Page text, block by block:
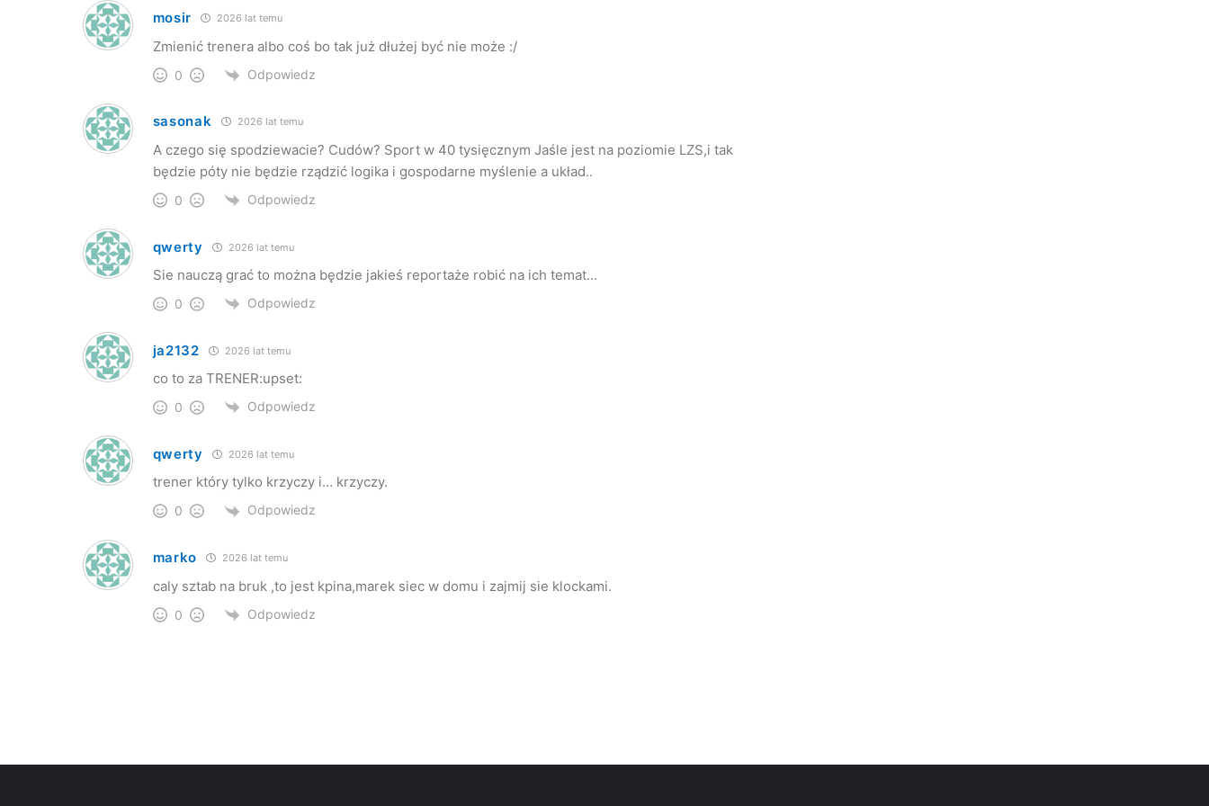
mosir 2026 lat temu
Zmienić trenera albo coś bo tak już dłużej być nie może :/
0 Odpowiedz
sasonak 2026 lat temu
A czego się spodziewacie? Cudów? Sport w 40 tysięcznym Jaśle jest na poziomie LZS,i tak
będzie póty nie będzie rządzić logika i gospodarne myślenie a układ..
0 Odpowiedz
qwerty 2026 lat temu
Sie nauczą grać to można będzie jakieś reportaże robić na ich temat…
0 Odpowiedz
ja2132 2026 lat temu
co to za TRENER:upset:
0 Odpowiedz
qwerty 2026 lat temu
trener który tylko krzyczy i… krzyczy.
0 Odpowiedz
marko 2026 lat temu
caly sztab na bruk ,to jest kpina,marek siec w domu i zajmij sie klockami.
0 Odpowiedz